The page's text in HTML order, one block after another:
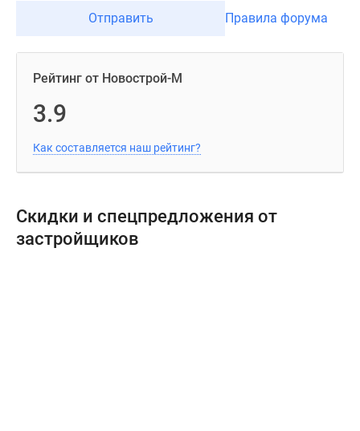
Отправить Правила форума
Рейтинг от Новострой-М
3.9
Как составляется наш рейтинг?
Скидки и спецпредложения от
застройщиков